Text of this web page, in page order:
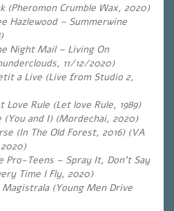
(Pheromon Crumble Wax, 2020)
Hazlewood – Summerwine
Night Mail – Living On
11/12/2020)
a Live (Live from Studio 2,
Rule (Let love Rule, 1989)
(You and I) (Mordechai, 2020)
(In The Old Forest, 2016) (VA
Pro-Teens – Spray It, Don’t Say
Time I Fly, 2020)
Magistrala (Young Men Drive